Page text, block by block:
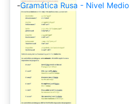
-Gramática Rusa - Nivel Medio